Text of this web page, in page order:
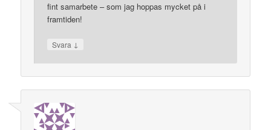
fint samarbete – som jag hoppas mycket på i
framtiden!
Svara ↓